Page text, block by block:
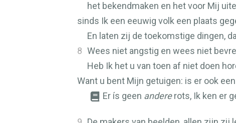
het bekendmaken en het voor Mij
sinds Ik een eeuwig volk een plaats
En laten zij de toekomstige dingen,
8 Wees niet angstig en wees niet
Heb Ik het u van toen af niet doen
Want u bent Mijn getuigen: is er ook
Er ís geen andererots, Ik ken er